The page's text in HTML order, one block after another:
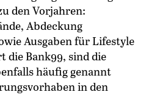
den Vorjahren:
Abdeckung
Ausgaben für Lifestyle
die Bank99, sind die
häufig genannt
in den